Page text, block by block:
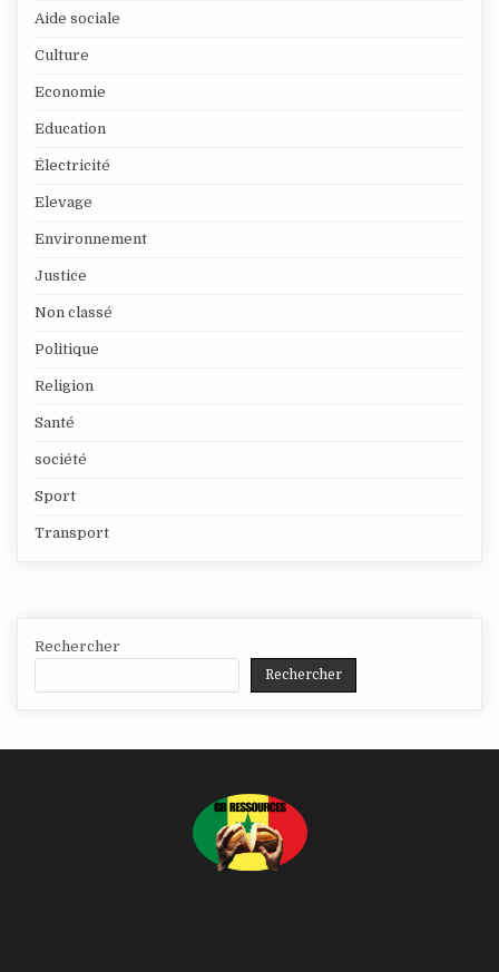
Aide sociale
Culture
Economie
Education
Électricité
Elevage
Environnement
Justice
Non classé
Politique
Religion
Santé
société
Sport
Transport
Rechercher
Rechercher